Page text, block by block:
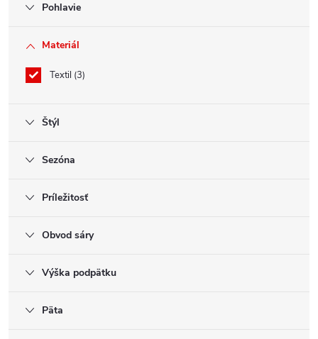
Pohlavie
Materiál
Textil 3
Štýl
Sezóna
Príležitosť
Obvod sáry
Výška podpätku
Päta